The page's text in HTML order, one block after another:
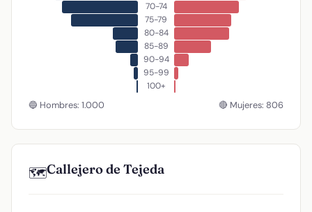
70-74
75-79
80-84
85-89
90-94
95-99
100+
🔵 Hombres: 1.000 🔴 Mujeres: 806
🗺️Callejero de Tejeda